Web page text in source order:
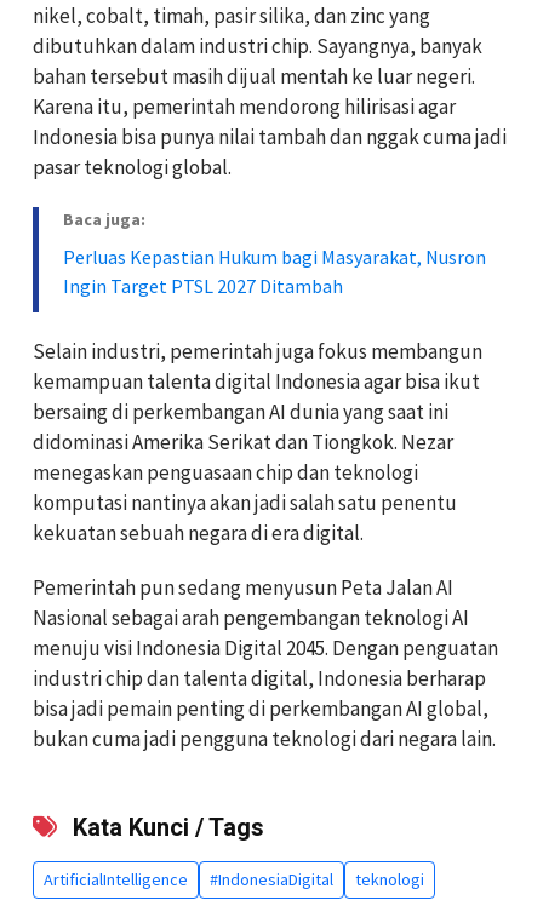
nikel, cobalt, timah, pasir silika, dan zinc yang
dibutuhkan dalam industri chip. Sayangnya, banyak
bahan tersebut masih dijual mentah ke luar negeri.
Karena itu, pemerintah mendorong hilirisasi agar
Indonesia bisa punya nilai tambah dan nggak cuma jadi
pasar teknologi global.
Baca juga:
Perluas Kepastian Hukum bagi Masyarakat, Nusron
Ingin Target PTSL 2027 Ditambah
Selain industri, pemerintah juga fokus membangun
kemampuan talenta digital Indonesia agar bisa ikut
bersaing di perkembangan AI dunia yang saat ini
didominasi Amerika Serikat dan Tiongkok. Nezar
menegaskan penguasaan chip dan teknologi
komputasi nantinya akan jadi salah satu penentu
kekuatan sebuah negara di era digital.
Pemerintah pun sedang menyusun Peta Jalan AI
Nasional sebagai arah pengembangan teknologi AI
menuju visi Indonesia Digital 2045. Dengan penguatan
industri chip dan talenta digital, Indonesia berharap
bisa jadi pemain penting di perkembangan AI global,
bukan cuma jadi pengguna teknologi dari negara lain.
Kata Kunci / Tags
ArtificialIntelligence #IndonesiaDigital teknologi